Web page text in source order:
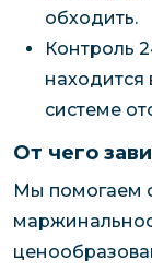
обходить.
Контроль
находится
системе
От чего
Мы помогаем